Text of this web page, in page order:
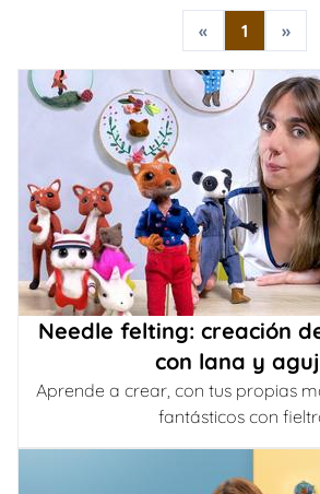
« 1 »
Needle felting: creación
con lana y
Aprende a crear, con tus propias
fantásticos con